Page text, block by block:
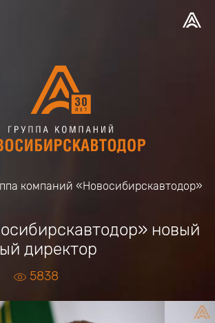
компаний «Новосибирскавтодор»
новый
директор
5838